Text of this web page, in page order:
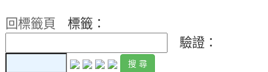
回標籤頁
標籤：
驗證：